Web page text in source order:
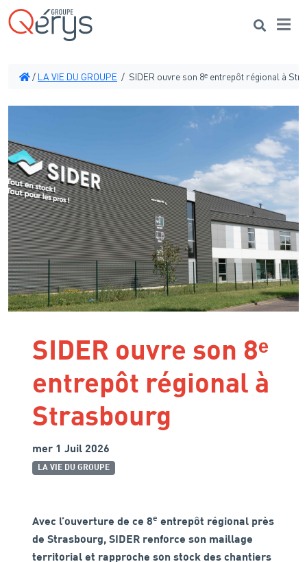
Search
/ LA VIE DU GROUPE / SIDER ouvre son 8ᵉ entrepôt régional à
SIDER ouvre son 8ᵉ
entrepôt régional à
Strasbourg
mer 1 Juil 2026
LA VIE DU GROUPE
Avec l’ouverture de ce 8e entrepôt régional près
de Strasbourg, SIDER renforce son maillage
territorial et rapproche son stock des chantiers